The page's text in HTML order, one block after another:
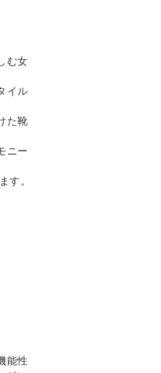
む女
イル
た靴
ニー
す。
能性